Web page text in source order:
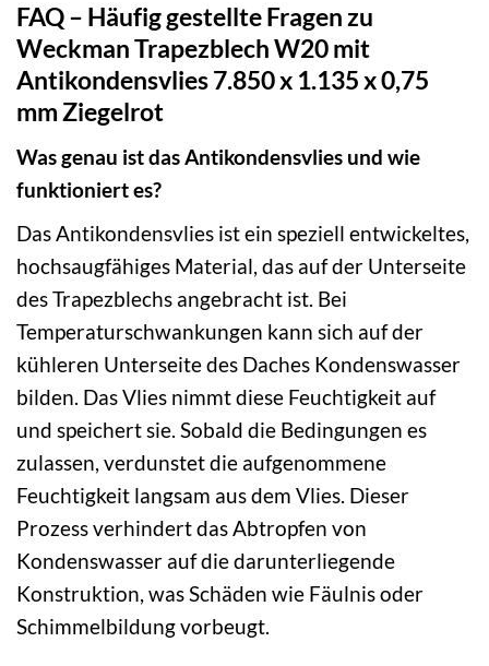
FAQ – Häufig gestellte Fragen zu
Weckman Trapezblech W20 mit
Antikondensvlies 7.850 x 1.135 x 0,75
mm Ziegelrot
Was genau ist das Antikondensvlies und wie
funktioniert es?
Das Antikondensvlies ist ein speziell entwickeltes,
hochsaugfähiges Material, das auf der Unterseite
des Trapezblechs angebracht ist. Bei
Temperaturschwankungen kann sich auf der
kühleren Unterseite des Daches Kondenswasser
bilden. Das Vlies nimmt diese Feuchtigkeit auf
und speichert sie. Sobald die Bedingungen es
zulassen, verdunstet die aufgenommene
Feuchtigkeit langsam aus dem Vlies. Dieser
Prozess verhindert das Abtropfen von
Kondenswasser auf die darunterliegende
Konstruktion, was Schäden wie Fäulnis oder
Schimmelbildung vorbeugt.